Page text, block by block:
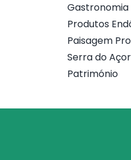
Gastronomia
Produtos
Paisagem
Serra do Açor
Património